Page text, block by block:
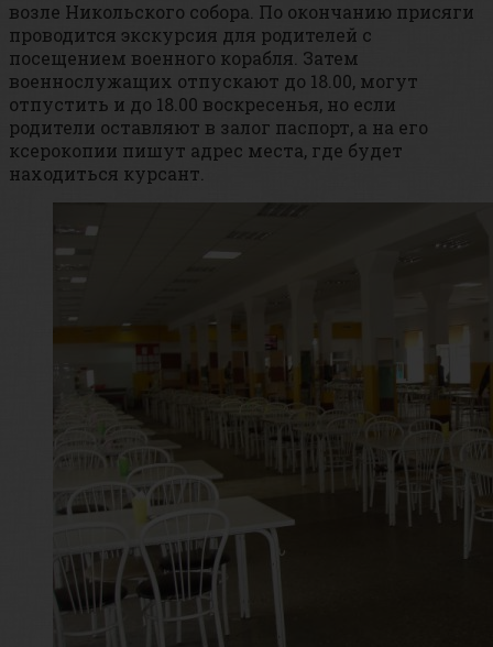
возле Никольского собора. По окончанию присяги
проводится экскурсия для родителей с
посещением военного корабля. Затем
военнослужащих отпускают до 18.00, могут
отпустить и до 18.00 воскресенья, но если
родители оставляют в залог паспорт, а на его
ксерокопии пишут адрес места, где будет
находиться курсант.